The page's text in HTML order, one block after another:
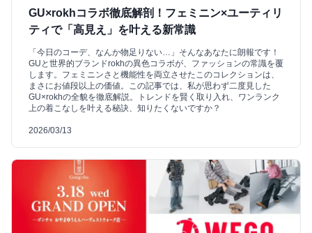
GU×rokhコラボ徹底解剖！フェミニン×ユーティリ
ティで「高見え」を叶える新常識
「今日のコーデ、なんか物足りない…」そんなあなたに朗報です！
GUと世界的ブランドrokhの異色コラボが、ファッションの常識を覆
します。フェミニンさと機能性を両立させたこのコレクションは、
まさにお値段以上の価値。この記事では、私が思わず二度見した
GU×rokhの全貌を徹底解説。トレンドを賢く取り入れ、ワンランク
上の着こなしを叶える秘訣、知りたくないですか？
2026/03/13